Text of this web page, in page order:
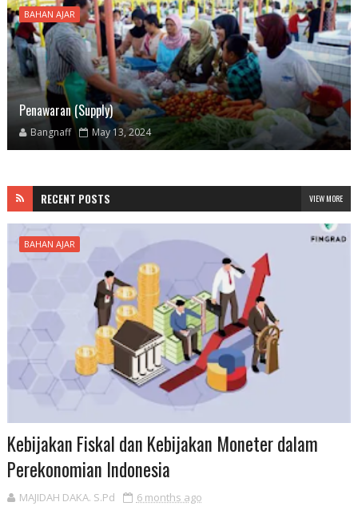
BAHAN AJAR
Penawaran (Supply)
Bangnaff May 13, 2024
RECENT POSTS VIEW MORE
BAHAN AJAR
Kebijakan Fiskal dan Kebijakan Moneter dalam
Perekonomian Indonesia
MAJIDAH DAKA. S.Pd
6 months ago